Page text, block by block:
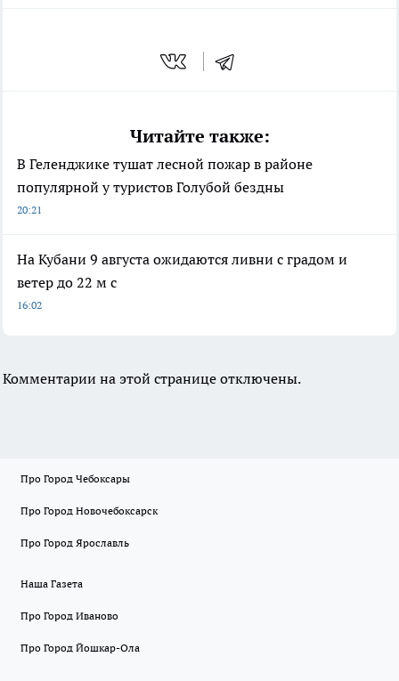
Читайте также:
В Геленджике тушат лесной пожар в районе
популярной у туристов Голубой бездны
20:21
На Кубани 9 августа ожидаются ливни с градом и
ветер до 22 м с
16:02
Комментарии на этой странице отключены.
Про Город Чебоксары
Про Город Новочебоксарск
Про Город Ярославль
Наша Газета
Про Город Иваново
Про Город Йошкар-Ола